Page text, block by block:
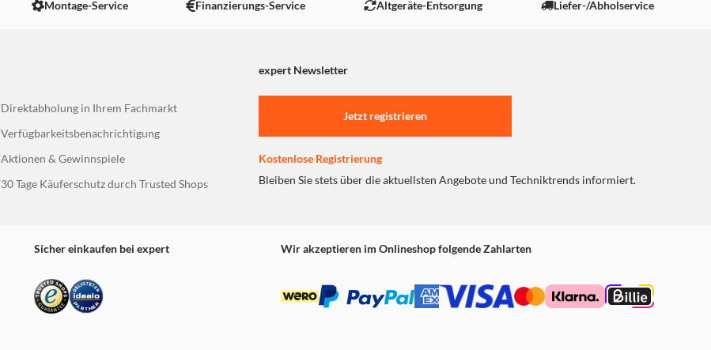
Montage-Service Finanzierungs-Service Altgeräte-Entsorgung Liefer-/Abholservice
expert Newsletter
Direktabholung in Ihrem Fachmarkt
Verfügbarkeitsbenachrichtigung
Aktionen & Gewinnspiele
30 Tage Käuferschutz durch Trusted Shops
Jetzt registrieren
Kostenlose Registrierung
Bleiben Sie stets über die aktuellsten Angebote und Techniktrends informiert.
Sicher einkaufen bei expert Wir akzeptieren im Onlineshop folgende Zahlarten